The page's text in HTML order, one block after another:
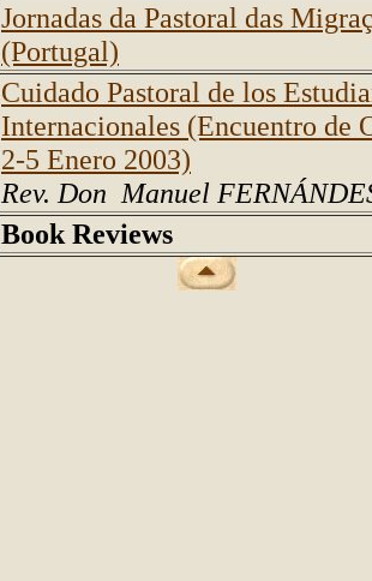
Jornadas da Pastoral das
(Portugal)
Cuidado Pastoral de los
Internacionales (Encuentro de
2-5 Enero 2003)
Rev. Don Manuel
Book Reviews